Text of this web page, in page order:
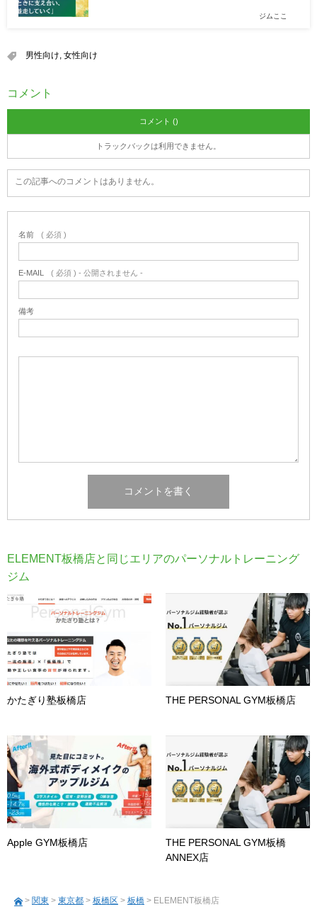
ジムここ
男性向け, 女性向け
コメント
コメント ()
トラックバックは利用できません。
この記事へのコメントはありません。
名前 ( 必須 )
E-MAIL ( 必須 ) - 公開されません -
備考
ELEMENT板橋店と同じエリアのパーソナルトレーニング
ジム
かたぎり塾板橋店 THE PERSONAL GYM板橋店
Apple GYM板橋店
THE PERSONAL GYM板橋
ANNEX店
> 関東 > 東京都 > 板橋区 > 板橋 > ELEMENT板橋店